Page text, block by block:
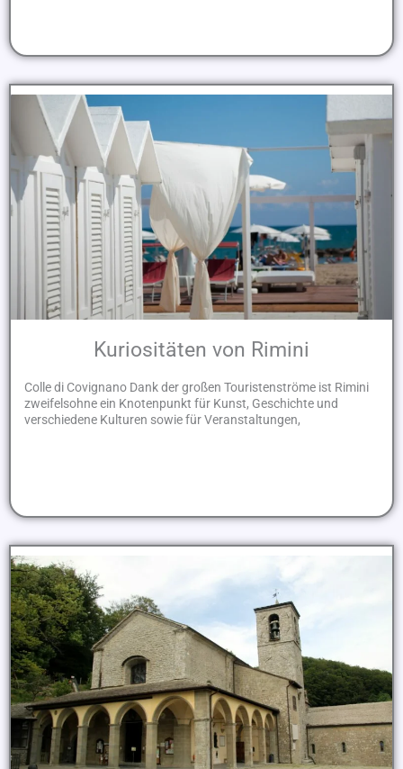
Kuriositäten von Rimini
Colle di Covignano Dank der großen Touristenströme ist Rimini
zweifelsohne ein Knotenpunkt für Kunst, Geschichte und
verschiedene Kulturen sowie für Veranstaltungen,